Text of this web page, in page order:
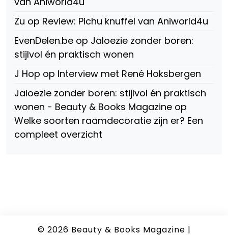
Zu op Review: Pichu knuffel van Aniworld4u
EvenDelen.be op Jaloezie zonder boren:
stijlvol én praktisch wonen
J Hop op Interview met René Hoksbergen
Jaloezie zonder boren: stijlvol én praktisch
wonen - Beauty & Books Magazine op
Welke soorten raamdecoratie zijn er? Een
compleet overzicht
© 2026 Beauty & Books Magazine |